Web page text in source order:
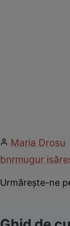
Maria Drosu
bnrmugur
Urmărește-ne